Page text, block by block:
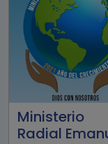
Ministerio
Radial